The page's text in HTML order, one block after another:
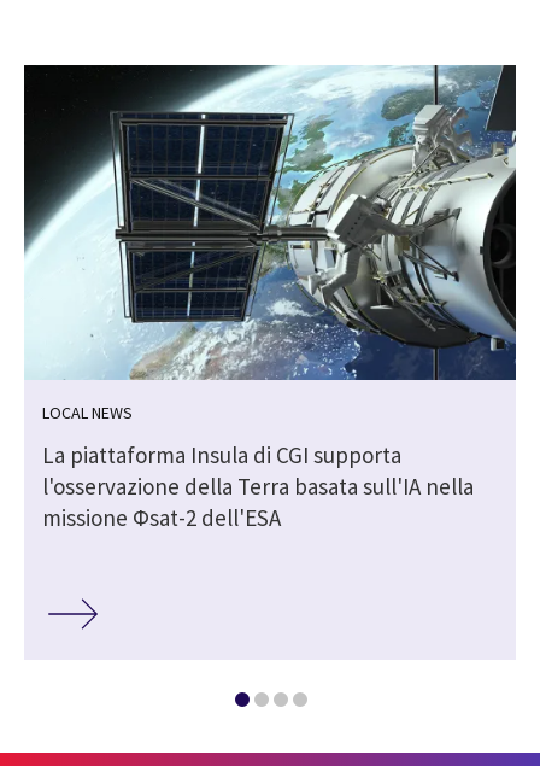
LOCAL NEWS
La piattaforma Insula di CGI supporta
l'osservazione della Terra basata sull'IA nella
missione Φsat-2 dell'ESA